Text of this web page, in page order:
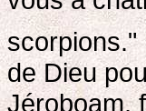
scorpions."
de Dieu
Jéroboam,